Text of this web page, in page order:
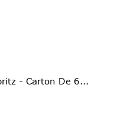
- Carton De 6...